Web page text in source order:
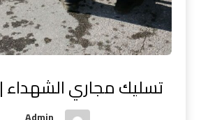
تسليك مجاري الشهداء |55521593